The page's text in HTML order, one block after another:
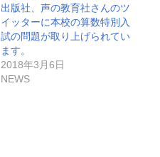
出版社、声の教育社さんのツ
イッターに本校の算数特別入
試の問題が取り上げられてい
ます。
2018年3月6日
NEWS